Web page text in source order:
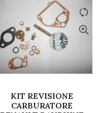
KIT REVISIONE
CARBURATORE